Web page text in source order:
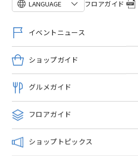
LANGUAGE フロアガイド
イベントニュース
ショップガイド
グルメガイド
フロアガイド
ショップトピックス
nail salon PHYLIS
ショップ詳細
トップページ